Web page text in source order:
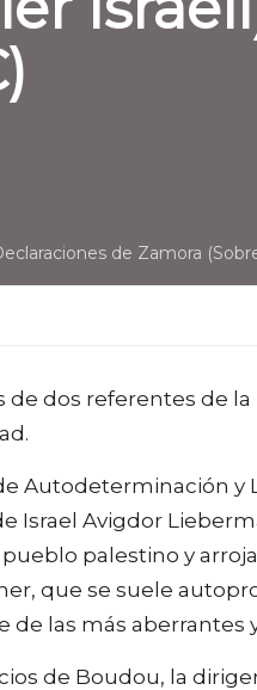
de Zamora
de dos referentes de
Autodeterminación y
Israel Avigdor
palestino y
que se suele
de las más aberrantes
de Boudou, la